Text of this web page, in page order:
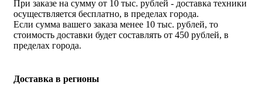
При заказе на сумму от 10 тыс. рублей - доставка техники
осуществляется бесплатно, в пределах города.
Если сумма вашего заказа менее 10 тыс. рублей, то
стоимость доставки будет составлять от 450 рублей, в
пределах города.
Доставка в регионы